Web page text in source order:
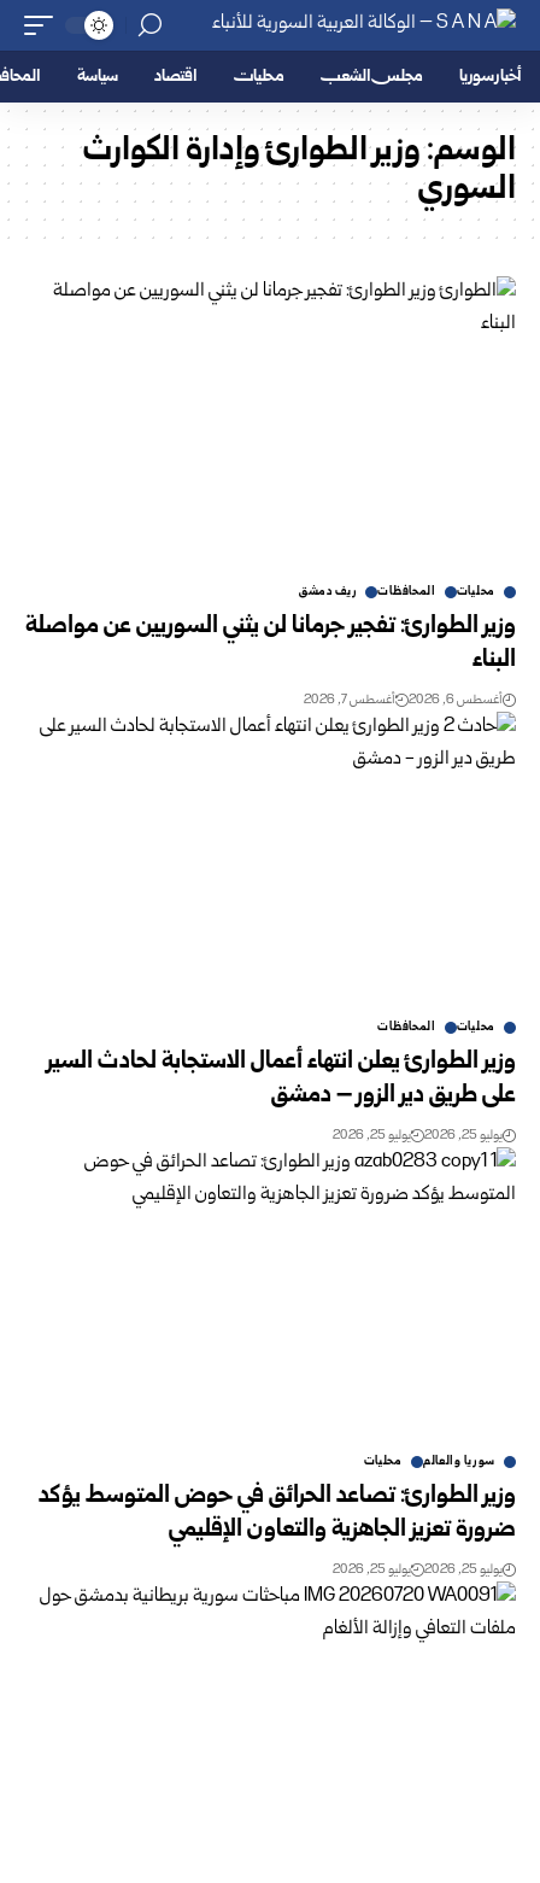
أخبار سوريا مجلس الشعب محليات اقتصاد سياسة
الوسم:وزير الطوارئ وإدارة الكوارث
السوري
محليات المحافظات ريف دمشق
وزير الطوارئ: تفجير جرمانا لن يثني السوريين عن مواصلة
البناء
أغسطس 6, 2026 أغسطس 7, 2026
محليات المحافظات
وزير الطوارئ يعلن انتهاء أعمال الاستجابة لحادث السير
على طريق دير ‏الزور – دمشق
يوليو 25, 2026 يوليو 25, 2026
سوريا والعالم محليات
وزير الطوارئ: تصاعد الحرائق في حوض المتوسط يؤكد
ضرورة تعزيز الجاهزية والتعاون الإقليمي
يوليو 25, 2026 يوليو 25, 2026